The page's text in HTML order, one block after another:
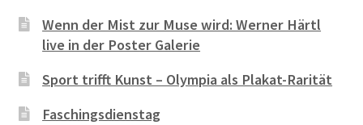
Wenn der Mist zur Muse wird: Werner Härtl
live in der Poster Galerie
Sport trifft Kunst – Olympia als Plakat-Rarität
Faschingsdienstag